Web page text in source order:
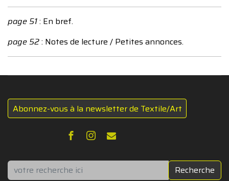
page 51: En bref.
page 52: Notes de lecture / Petites annonces.
Abonnez-vous à la newsletter de Textile/Art
Rechercher Recherche